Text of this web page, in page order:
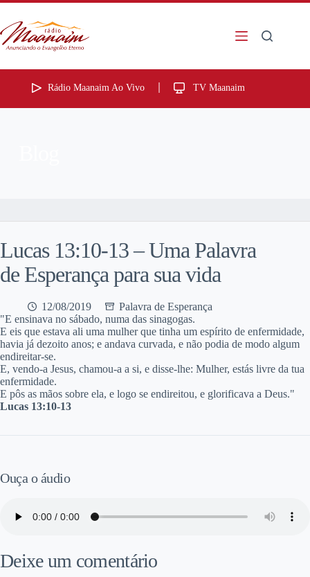
Rádio Maanaim Ao Vivo TV Maanaim
Lucas 13:10-13 – Uma Palavra
de Esperança para sua vida
12/08/2019
Palavra de Esperança
"E ensinava no sábado, numa das sinagogas.
E eis que estava ali uma mulher que tinha um espírito de enfermidade,
havia já dezoito anos; e andava curvada, e não podia de modo algum
endireitar-se.
E, vendo-a Jesus, chamou-a a si, e disse-lhe: Mulher, estás livre da tua
enfermidade.
E pôs as mãos sobre ela, e logo se endireitou, e glorificava a Deus."
Lucas 13:10-13
Ouça o áudio
Deixe um comentário